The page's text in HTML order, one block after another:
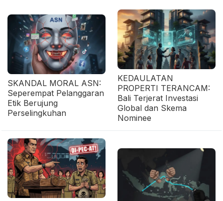
SKANDAL MORAL ASN:
Seperempat Pelanggaran
Etik Berujung
Perselingkuhan
KEDAULATAN
PROPERTI TERANCAM:
Bali Terjerat Investasi
Global dan Skema
Nominee